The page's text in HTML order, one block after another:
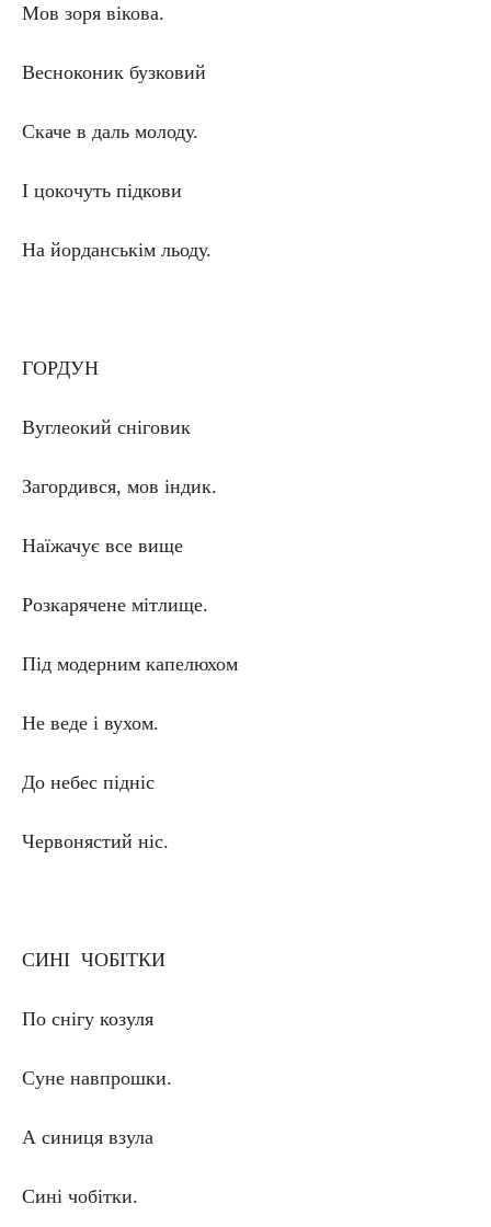
Мов зоря вікова.
Весноконик бузковий
Скаче в даль молоду.
І цокочуть підкови
На йорданськім льоду.
ГОРДУН
Вуглеокий сніговик
Загордився, мов індик.
Наїжачує все вище
Розкарячене мітлище.
Під модерним капелюхом
Не веде і вухом.
До небес підніс
Червонястий ніс.
СИНІ ЧОБІТКИ
По снігу козуля
Суне навпрошки.
А синиця взула
Сині чобітки.